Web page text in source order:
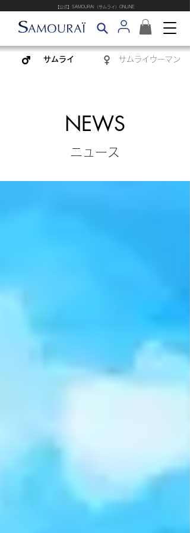
​【公式】SAMOURAI（サムライ）ONLINE
サムライ サムライウーマン
NEWS
ニュース